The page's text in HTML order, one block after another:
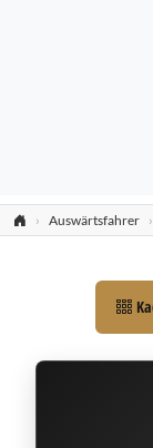
Auswärtsfahrer